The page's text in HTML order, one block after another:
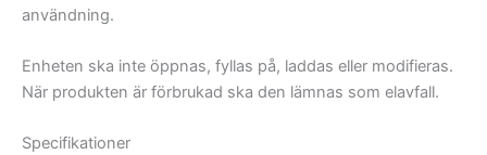
användning.
Enheten ska inte öppnas, fyllas på, laddas eller modifieras.
När produkten är förbrukad ska den lämnas som elavfall.
Specifikationer